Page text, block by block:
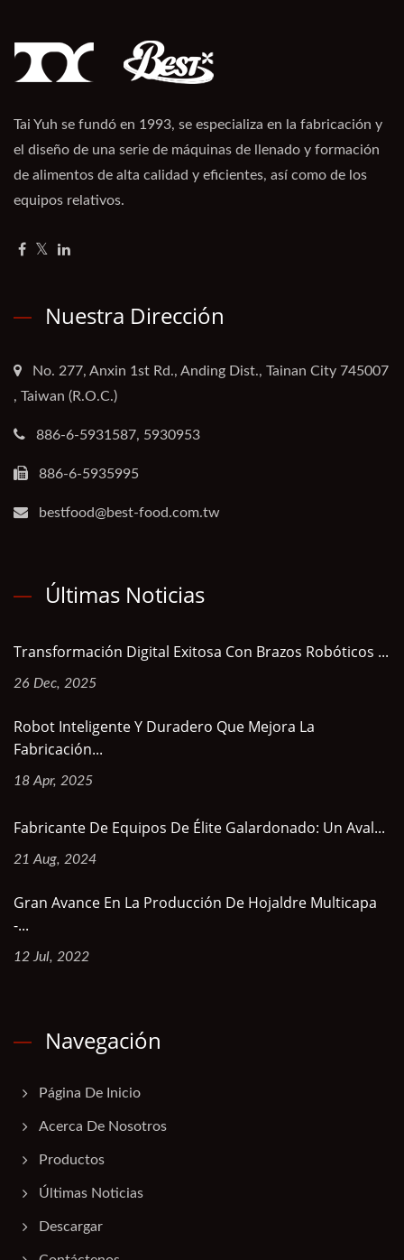
Tai Yuh se fundó en 1993, se especializa en la fabricación y
el diseño de una serie de máquinas de llenado y formación
de alimentos de alta calidad y eficientes, así como de los
equipos relativos.
Nuestra Dirección
No. 277, Anxin 1st Rd., Anding Dist., Tainan City 745007
, Taiwan (R.O.C.)
886-6-5931587, 5930953
886-6-5935995
bestfood@best-food.com.tw
Últimas Noticias
Transformación Digital Exitosa Con Brazos Robóticos ...
26 Dec, 2025
Robot Inteligente Y Duradero Que Mejora La
Fabricación...
18 Apr, 2025
Fabricante De Equipos De Élite Galardonado: Un Aval...
21 Aug, 2024
Gran Avance En La Producción De Hojaldre Multicapa
-...
12 Jul, 2022
Navegación
Página De Inicio
Acerca De Nosotros
Productos
Últimas Noticias
Descargar